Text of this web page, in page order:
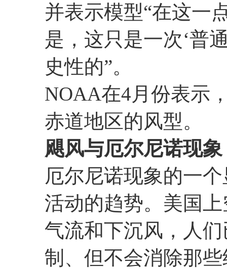
并表示模型“在这一
是，这只是一次‘普
史性的”。
NOAA在4月份表示
赤道地区的风型。
飓风与厄尔尼诺现象
厄尔尼诺现象的一
活动的趋势。美国
气流和下沉风，人
制、但不会消除那